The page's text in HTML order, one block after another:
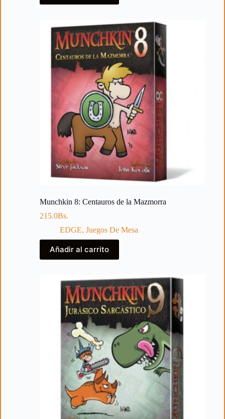
Munchkin 8: Centauros de la Mazmorra
215.0Bs.
EDGE, Juegos De Mesa
Añadir al carrito